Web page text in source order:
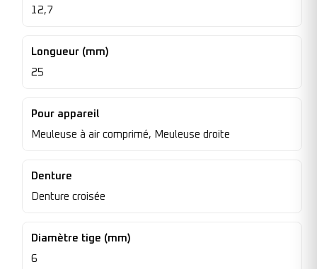
12,7
Longueur (mm)
25
Pour appareil
Meuleuse à air comprimé, Meuleuse droite
Denture
Denture croisée
Diamètre tige (mm)
6